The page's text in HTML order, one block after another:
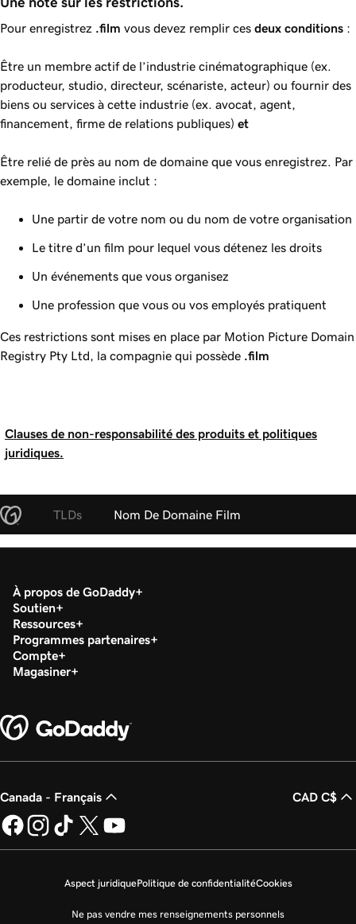
Pour enregistrez .film vous devez remplir ces deux conditions :
Être un membre actif de l’industrie cinématographique (ex.
producteur, studio, directeur, scénariste, acteur) ou fournir des
biens ou services à cette industrie (ex. avocat, agent,
financement, firme de relations publiques) et
Être relié de près au nom de domaine que vous enregistrez. Par
exemple, le domaine inclut :
Une partir de votre nom ou du nom de votre organisation
Le titre d’un film pour lequel vous détenez les droits
Un événements que vous organisez
Une profession que vous ou vos employés pratiquent
Ces restrictions sont mises en place par Motion Picture Domain
Registry Pty Ltd, la compagnie qui possède .film
Clauses de non-responsabilité des produits et politiques
juridiques.
TLDs Nom De Domaine Film
À propos de GoDaddy
Soutien
Ressources
Programmes partenaires
Compte
Magasiner
Canada - Français CAD C$
Aspect juridiquePolitique de confidentialitéCookies
Ne pas vendre mes renseignements personnels